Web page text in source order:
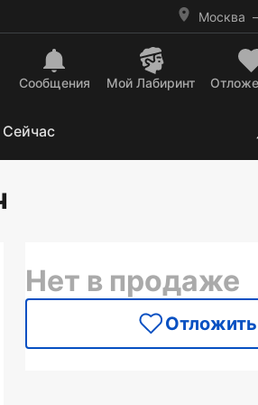
Москва
Сообщения Mой Лабиринт
Нет в продаже
Отложить